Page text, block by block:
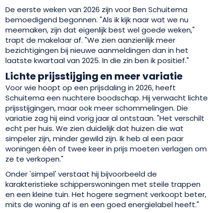
De eerste weken van 2026 zijn voor Ben Schuitema
bemoedigend begonnen. "Als ik kijk naar wat we nu
meemaken, zijn dat eigenlijk best wel goede weken,"
trapt de makelaar af. "We zien aanzienlijk meer
bezichtigingen bij nieuwe aanmeldingen dan in het
laatste kwartaal van 2025. In die zin ben ik positief."
Lichte prijsstijging en meer variatie
Voor wie hoopt op een prijsdaling in 2026, heeft
Schuitema een nuchtere boodschap. Hij verwacht lichte
prijsstijgingen, maar ook meer schommelingen. Die
variatie zag hij eind vorig jaar al ontstaan. "Het verschilt
echt per huis. We zien duidelijk dat huizen die wat
simpeler zijn, minder gewild zijn. Ik heb al een paar
woningen één of twee keer in prijs moeten verlagen om
ze te verkopen."
Onder 'simpel' verstaat hij bijvoorbeeld de
karakteristieke schipperswoningen met steile trappen
en een kleine tuin. Het hogere segment verkoopt beter,
mits de woning af is en een goed energielabel heeft."